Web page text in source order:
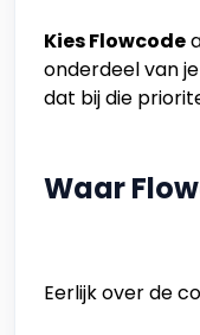
Kies Flowcode
onderdeel van
dat bij die
Waar
Eerlijk over de